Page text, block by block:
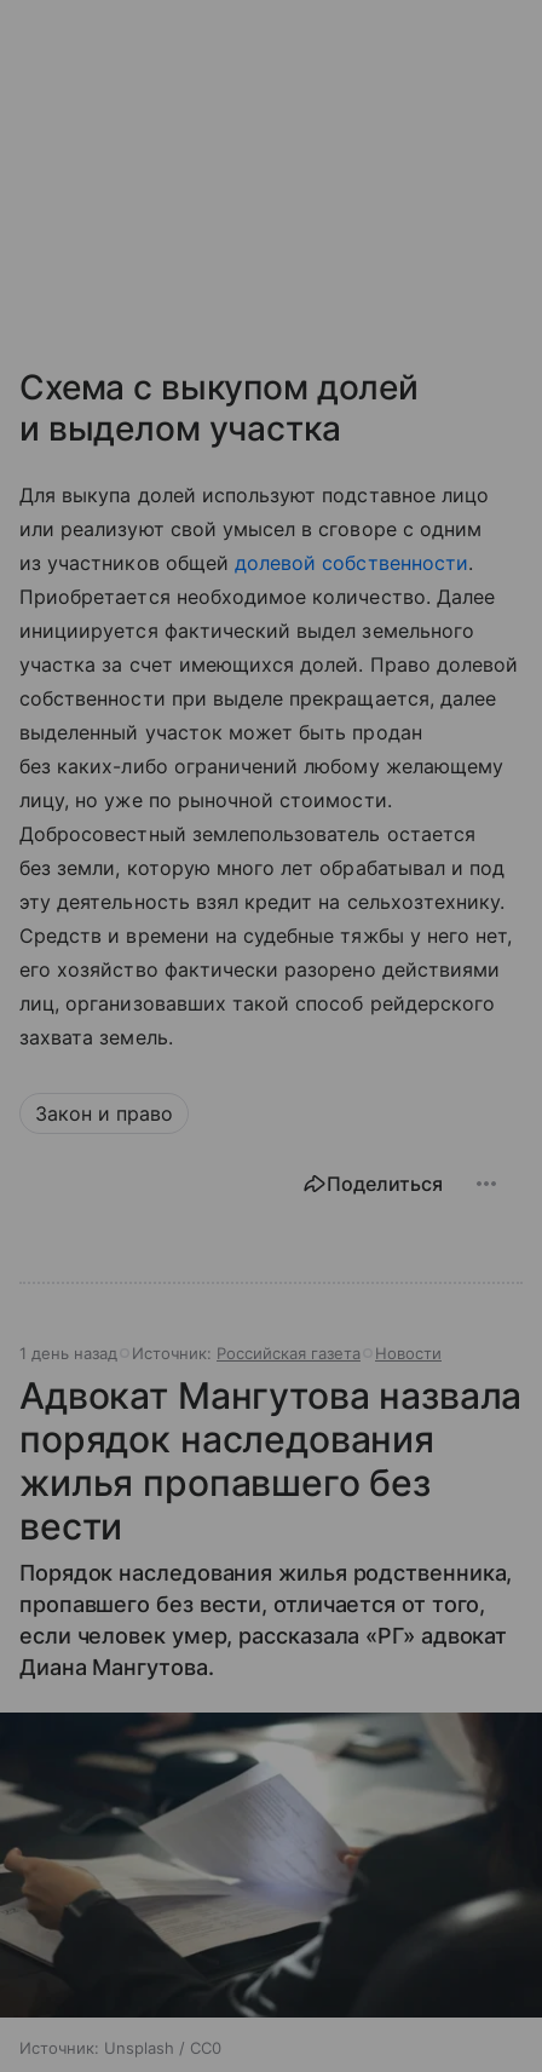
Схема с выкупом долей
и выделом участка
Для выкупа долей используют подставное лицо
или реализуют свой умысел в сговоре с одним
из участников общей долевой собственности.
Приобретается необходимое количество. Далее
инициируется фактический выдел земельного
участка за счет имеющихся долей. Право долевой
собственности при выделе прекращается, далее
выделенный участок может быть продан
без каких-либо ограничений любому желающему
лицу, но уже по рыночной стоимости.
Добросовестный землепользователь остается
без земли, которую много лет обрабатывал и под
эту деятельность взял кредит на сельхозтехнику.
Средств и времени на судебные тяжбы у него нет,
его хозяйство фактически разорено действиями
лиц, организовавших такой способ рейдерского
захвата земель.
Закон и право
Поделиться
1 день назад Источник: Российская газета Новости
Адвокат Мангутова назвала
порядок наследования
жилья пропавшего без
вести
Порядок наследования жилья родственника,
пропавшего без вести, отличается от того,
если человек умер, рассказала «РГ» адвокат
Диана Мангутова.
Источник: Unsplash / CC0